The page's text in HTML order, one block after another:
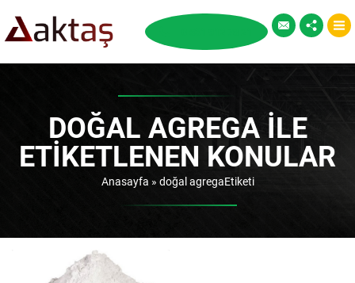
DOĞAL AGREGA ILE
ETIKETLENEN KONULAR
Anasayfa » doğal agregaEtiketi